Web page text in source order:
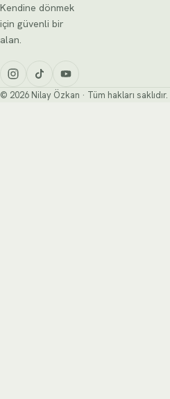
Kendine dönmek
için güvenli bir
alan.
© 2026 Nilay Özkan · Tüm hakları saklıdır.